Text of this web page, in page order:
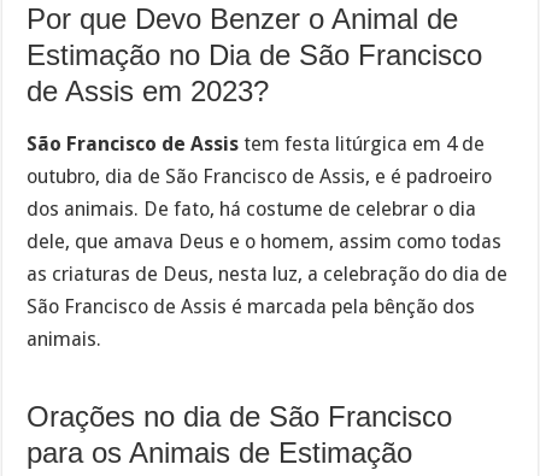
Por que Devo Benzer o Animal de
Estimação no Dia de São Francisco
de Assis em 2023?
São Francisco de Assis tem festa litúrgica em 4 de
outubro, dia de São Francisco de Assis, e é padroeiro
dos animais. De fato, há costume de celebrar o dia
dele, que amava Deus e o homem, assim como todas
as criaturas de Deus, nesta luz, a celebração do dia de
São Francisco de Assis é marcada pela bênção dos
animais.
Orações no dia de São Francisco
para os Animais de Estimação